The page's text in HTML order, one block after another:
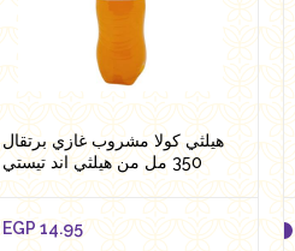
هيلثي كولا مشروب غازي برتقال
350 مل من هيلثي اند تيستي
EGP 14.95